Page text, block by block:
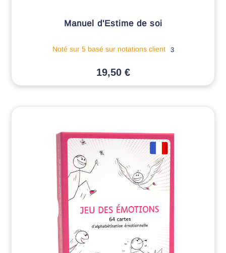
Manuel d'Estime de soi
Noté sur 5 basé sur notations client 3
19,50€